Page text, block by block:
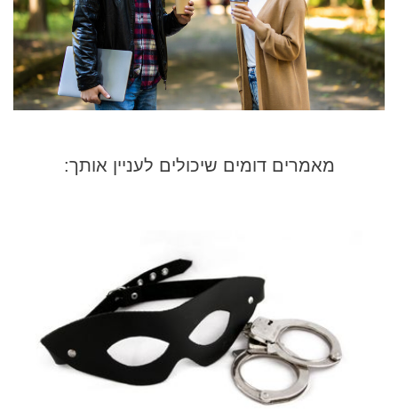
מאמרים דומים שיכולים לעניין אותך: